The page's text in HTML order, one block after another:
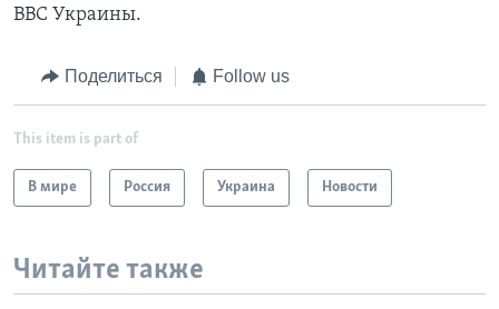
ВВС Украины.
Поделиться Follow us
This item is part of
В мире Россия Украина Новости
Читайте также